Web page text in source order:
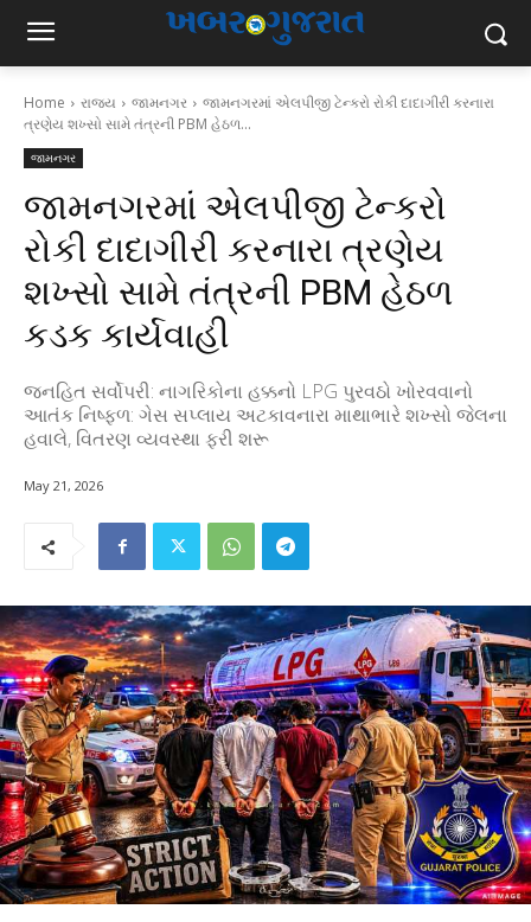
Home રાજ્ય જામનગર
જામનગરમાં એલપીજી ટેન્કરો રોકી દાદાગીરી કરનારા
ત્રણેય શખ્સો સામે તંત્રની PBM હેઠળ...
જામનગર
જામનગરમાં એલપીજી ટેન્કરો
રોકી દાદાગીરી કરનારા ત્રણેય
શખ્સો સામે તંત્રની PBM હેઠળ
કડક કાર્યવાહી
જનહિત સર્વોપરી: નાગરિકોના હક્કનો LPG પુરવઠો ખોરવવાનો
આતંક નિષ્ફળ: ગેસ સપ્લાય અટકાવનારા માથાભારે શખ્સો જેલના
હવાલે, વિતરણ વ્યવસ્થા ફરી શરૂ
May 21, 2026